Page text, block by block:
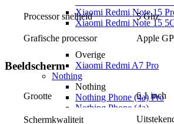
Xiaomi Redmi Note 15
Xiaomi Redmi Note 15
Xiaomi Redmi Note 15
Xiaomi Redmi 15C
Overige
Xiaomi Redmi A7 Pro
Nothing
Nothing
Nothing Phone (4a) Pro
Nothing Phone (4a)
Nothing Phone (3a) Pro
Processor snelheid 5 Ghz
Grafische processor Apple
Beeldscherm
Grootte 6.1 inch
Schermkwaliteit